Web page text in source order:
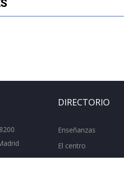
DIRECTORIO
Enseñanzas
El centro